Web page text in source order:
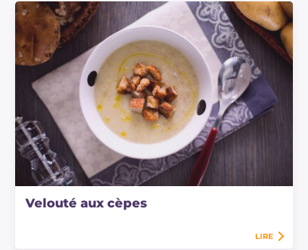
Velouté aux cèpes
LIRE